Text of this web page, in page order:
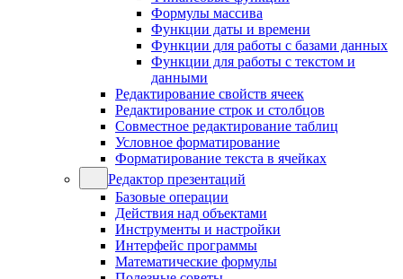
Формулы массива
Функции даты и времени
Функции для работы с базами данных
Функции для работы с текстом и
данными
Редактирование свойств ячеек
Редактирование строк и столбцов
Совместное редактирование таблиц
Условное форматирование
Форматирование текста в ячейках
Редактор презентаций
Базовые операции
Действия над объектами
Инструменты и настройки
Интерфейс программы
Математические формулы